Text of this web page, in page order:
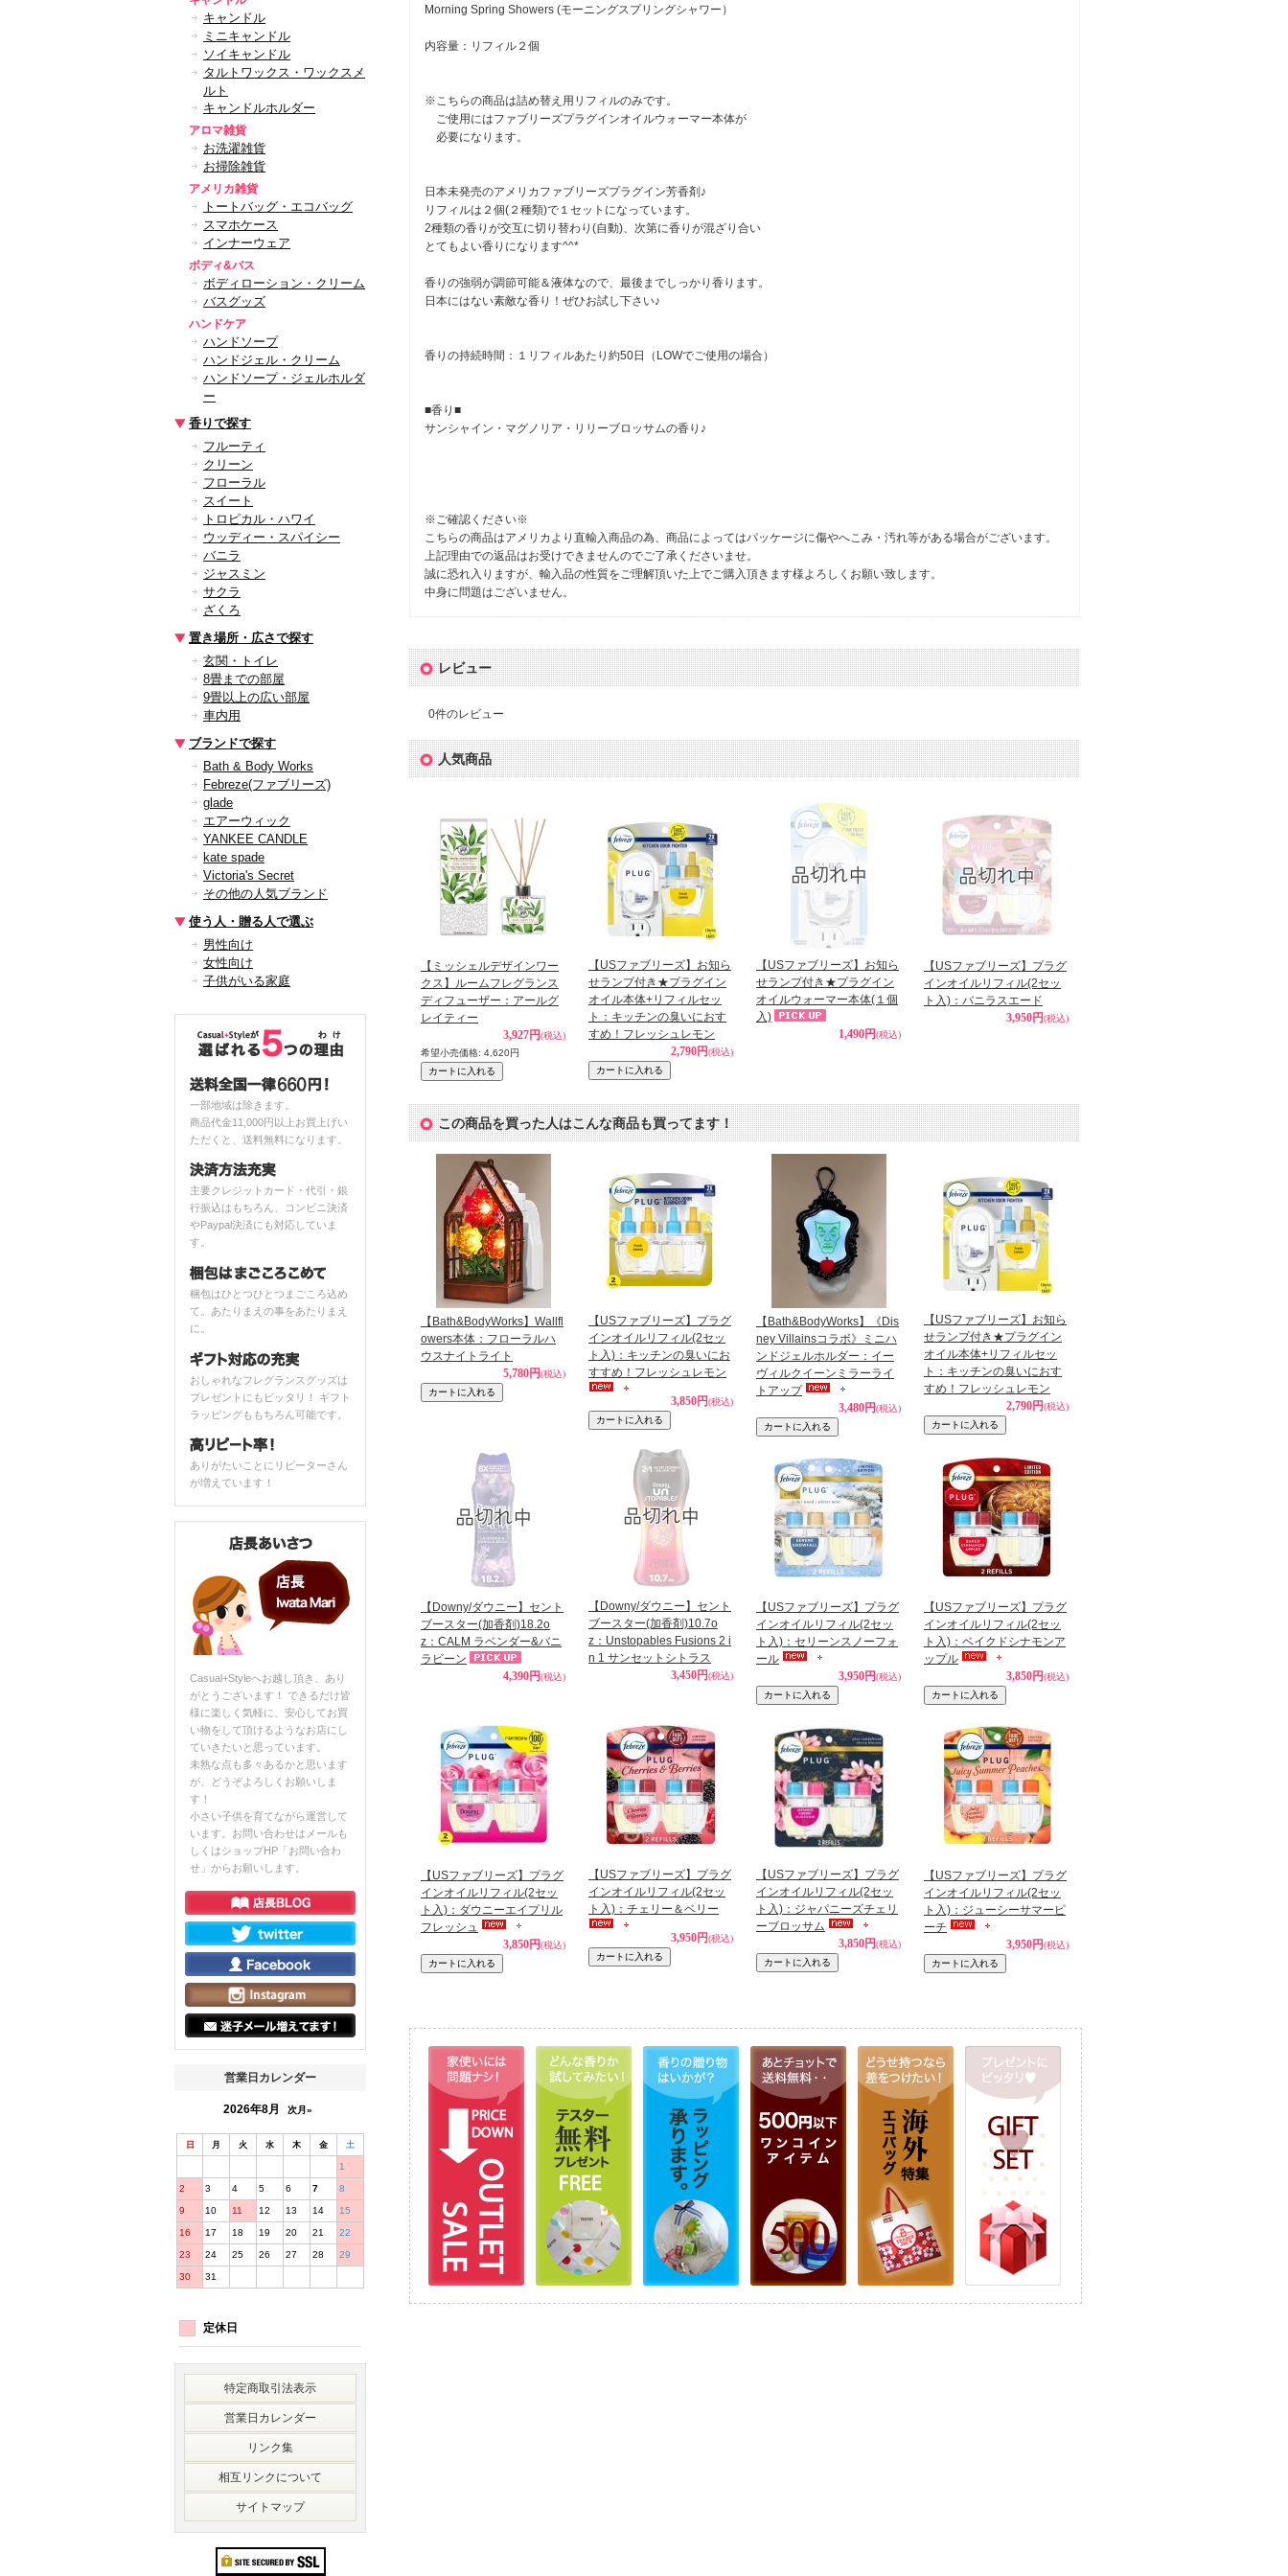
キャンドル
ミニキャンドル
ソイキャンドル
タルトワックス・ワックスメ
ルト
キャンドルホルダー
アロマ雑貨
お洗濯雑貨
お掃除雑貨
アメリカ雑貨
トートバッグ・エコバッグ
スマホケース
インナーウェア
ボディ&バス
ボディローション・クリーム
バスグッズ
ハンドケア
ハンドソープ
ハンドジェル・クリーム
ハンドソープ・ジェルホルダ
ー
香りで探す
フルーティ
クリーン
フローラル
スイート
トロピカル・ハワイ
ウッディー・スパイシー
バニラ
ジャスミン
サクラ
ざくろ
置き場所・広さで探す
玄関・トイレ
8畳までの部屋
9畳以上の広い部屋
車内用
ブランドで探す
Bath & Body Works
Febreze(ファブリーズ)
glade
エアーウィック
YANKEE CANDLE
kate spade
Victoria's Secret
その他の人気ブランド
使う人・贈る人で選ぶ
男性向け
女性向け
子供がいる家庭
一部地域は除きます。
商品代金11,000円以上お買上げい
ただくと、送料無料になります。
主要クレジットカード・代引・銀
行振込はもちろん、コンビニ決済
やPaypal決済にも対応していま
す。
梱包はひとつひとつまごころ込め
て。あたりまえの事をあたりまえ
に。
おしゃれなフレグランスグッズは
プレゼントにもピッタリ！ ギフト
ラッピングももちろん可能です。
ありがたいことにリピーターさん
が増えています！
Casual+Styleへお越し頂き、あり
がとうございます！ できるだけ皆
様に楽しく気軽に、安心してお買
い物をして頂けるようなお店にし
ていきたいと思っています。
未熟な点も多々あるかと思います
が、どうぞよろしくお願いしま
す！
小さい子供を育てながら運営して
います。お問い合わせはメールも
しくはショップHP「お問い合わ
せ」からお願いします。
営業日カレンダー
2026年8月 次月»
日 月 火 水 木 金 土
1
2 3 4 5 6 7 8
9 10 11 12 13 14 15
16 17 18 19 20 21 22
23 24 25 26 27 28 29
30 31
定休日
特定商取引法表示
営業日カレンダー
リンク集
相互リンクについて
サイトマップ
Morning Spring Showers (モーニングスプリングシャワー）
内容量：リフィル２個
※こちらの商品は詰め替え用リフィルのみです。
ご使用にはファブリーズプラグインオイルウォーマー本体が
必要になります。
日本未発売のアメリカファブリーズプラグイン芳香剤♪
リフィルは２個(２種類)で１セットになっています。
2種類の香りが交互に切り替わり(自動)、次第に香りが混ざり合い
とてもよい香りになります^^*
香りの強弱が調節可能＆液体なので、最後までしっかり香ります。
日本にはない素敵な香り！ぜひお試し下さい♪
香りの持続時間：１リフィルあたり約50日（LOWでご使用の場合）
■香り■
サンシャイン・マグノリア・リリーブロッサムの香り♪
※ご確認ください※
こちらの商品はアメリカより直輸入商品の為、商品によってはパッケージに傷やへこみ・汚れ等がある場合がございます。
上記理由での返品はお受けできませんのでご了承くださいませ。
誠に恐れ入りますが、輸入品の性質をご理解頂いた上でご購入頂きます様よろしくお願い致します。
中身に問題はございません。
レビュー
0件のレビュー
人気商品
【ミッシェルデザインワー
クス】ルームフレグランス
ディフューザー：アールグ
レイティー
3,927円(税込)
希望小売価格: 4,620円
【USファブリーズ】お知ら
せランプ付き★プラグイン
オイル本体+リフィルセッ
ト：キッチンの臭いにおす
すめ！フレッシュレモン
2,790円(税込)
【USファブリーズ】お知ら
せランプ付き★プラグイン
オイルウォーマー本体(１個
入)
1,490円(税込)
【USファブリーズ】プラグ
インオイルリフィル(2セッ
ト入)：バニラスエード
3,950円(税込)
この商品を買った人はこんな商品も買ってます！
【Bath&BodyWorks】Wallfl
owers本体：フローラルハ
ウスナイトライト
5,780円(税込)
【USファブリーズ】プラグ
インオイルリフィル(2セッ
ト入)：キッチンの臭いにお
すすめ！フレッシュレモン
3,850円(税込)
【Bath&BodyWorks】《Dis
ney Villainsコラボ》ミニハ
ンドジェルホルダー：イー
ヴィルクイーンミラーライ
トアップ
3,480円(税込)
【USファブリーズ】お知ら
せランプ付き★プラグイン
オイル本体+リフィルセッ
ト：キッチンの臭いにおす
すめ！フレッシュレモン
2,790円(税込)
【Downy/ダウニー】セント
ブースター(加香剤)18.2o
z：CALM ラベンダー&バニ
ラビーン
4,390円(税込)
【Downy/ダウニー】セント
ブースター(加香剤)10.7o
z：Unstopables Fusions 2 i
n 1 サンセットシトラス
3,450円(税込)
【USファブリーズ】プラグ
インオイルリフィル(2セッ
ト入)：セリーンスノーフォ
ール
3,950円(税込)
【USファブリーズ】プラグ
インオイルリフィル(2セッ
ト入)：ベイクドシナモンア
ップル
3,850円(税込)
【USファブリーズ】プラグ
インオイルリフィル(2セッ
ト入)：ダウニーエイプリル
フレッシュ
3,850円(税込)
【USファブリーズ】プラグ
インオイルリフィル(2セッ
ト入)：チェリー＆ベリー
3,950円(税込)
【USファブリーズ】プラグ
インオイルリフィル(2セッ
ト入)：ジャパニーズチェリ
ーブロッサム
3,850円(税込)
【USファブリーズ】プラグ
インオイルリフィル(2セッ
ト入)：ジューシーサマーピ
ーチ
3,950円(税込)